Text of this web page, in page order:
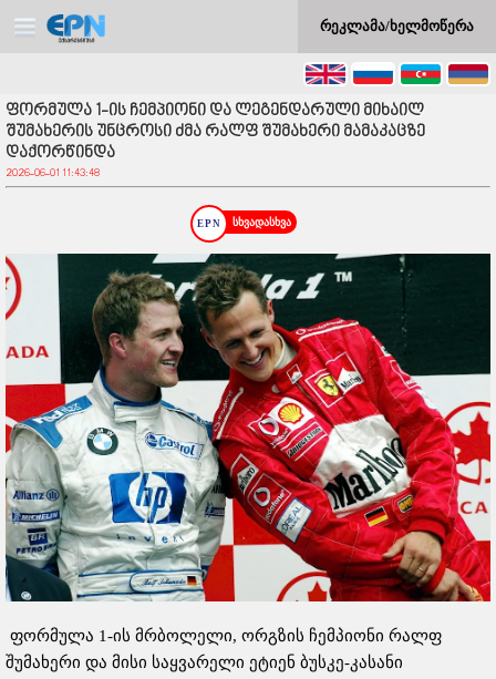
რეკლამა/ხელმოწერა
ფორმულა 1-ის ჩემპიონი და ლეგენდარული მიხაილ
შუმახერის უნცროსი ძმა რალფ შუმახერი მამაკაცზე
დაქორწინდა
2026-06-01 11:43:48
სხვადასხვა
ფორმულა 1-ის მრბოლელი, ორგზის ჩემპიონი რალფ
შუმახერი და მისი საყვარელი ეტიენ ბუსკე-კასანი